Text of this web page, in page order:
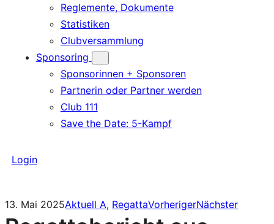
Reglemente, Dokumente
Statistiken
Clubversammlung
Sponsoring
Sponsorinnen + Sponsoren
Partnerin oder Partner werden
Club 111
Save the Date: 5-Kampf
Login
13. Mai 2025Aktuell A, RegattaVorherigerNächster